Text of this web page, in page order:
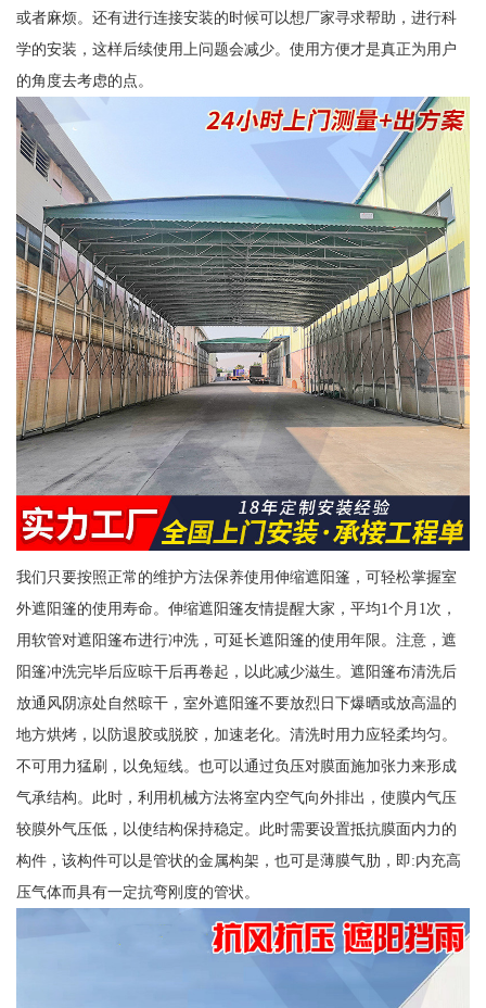
或者麻烦。还有进行连接安装的时候可以想厂家寻求帮助，进行科
学的安装，这样后续使用上问题会减少。使用方便才是真正为用户
的角度去考虑的点。
我们只要按照正常的维护方法保养使用伸缩遮阳篷，可轻松掌握室
外遮阳篷的使用寿命。伸缩遮阳篷友情提醒大家，平均1个月1次，
用软管对遮阳篷布进行冲洗，可延长遮阳篷的使用年限。注意，遮
阳篷冲洗完毕后应晾干后再卷起，以此减少滋生。遮阳篷布清洗后
放通风阴凉处自然晾干，室外遮阳篷不要放烈日下爆晒或放高温的
地方烘烤，以防退胶或脱胶，加速老化。清洗时用力应轻柔均匀。
不可用力猛刷，以免短线。也可以通过负压对膜面施加张力来形成
气承结构。此时，利用机械方法将室内空气向外排出，使膜内气压
较膜外气压低，以使结构保持稳定。此时需要设置抵抗膜面内力的
构件，该构件可以是管状的金属构架，也可是薄膜气肋，即:内充高
压气体而具有一定抗弯刚度的管状。